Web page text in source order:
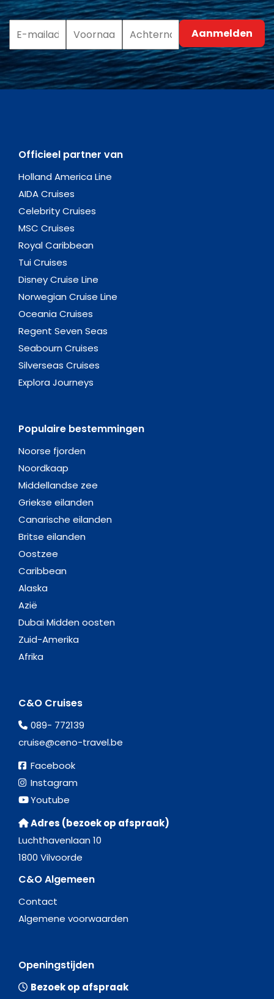
Officieel partner van
Holland America Line
AIDA Cruises
Celebrity Cruises
MSC Cruises
Royal Caribbean
Tui Cruises
Disney Cruise Line
Norwegian Cruise Line
Oceania Cruises
Regent Seven Seas
Seabourn Cruises
Silverseas Cruises
Explora Journeys
Populaire bestemmingen
Noorse fjorden
Noordkaap
Middellandse zee
Griekse eilanden
Canarische eilanden
Britse eilanden
Oostzee
Caribbean
Alaska
Azië
Dubai Midden oosten
Zuid-Amerika
Afrika
C&O Cruises
089- 772139
cruise@ceno-travel.be
Facebook
Instagram
Youtube
Adres (bezoek op afspraak)
Luchthavenlaan 10
1800 Vilvoorde
C&O Algemeen
Contact
Algemene voorwaarden
Openingstijden
Bezoek op afspraak